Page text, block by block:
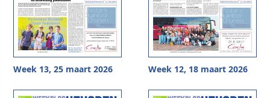
Week 13, 25 maart 2026 Week 12, 18 maart 2026